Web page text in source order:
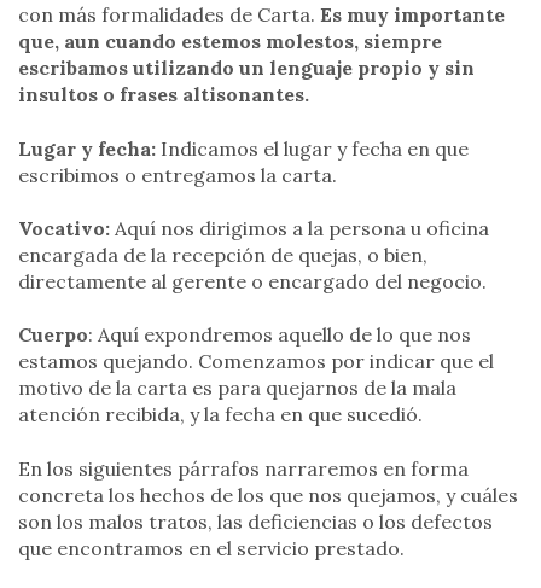
con más formalidades de Carta. Es muy importante
que, aun cuando estemos molestos, siempre
escribamos utilizando un lenguaje propio y sin
insultos o frases altisonantes.
Lugar y fecha: Indicamos el lugar y fecha en que
escribimos o entregamos la carta.
Vocativo: Aquí nos dirigimos a la persona u oficina
encargada de la recepción de quejas, o bien,
directamente al gerente o encargado del negocio.
Cuerpo: Aquí expondremos aquello de lo que nos
estamos quejando. Comenzamos por indicar que el
motivo de la carta es para quejarnos de la mala
atención recibida, y la fecha en que sucedió.
En los siguientes párrafos narraremos en forma
concreta los hechos de los que nos quejamos, y cuáles
son los malos tratos, las deficiencias o los defectos
que encontramos en el servicio prestado.